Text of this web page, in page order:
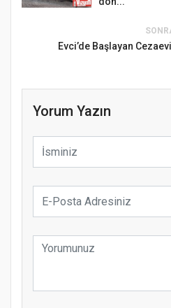
Evci’de Başlayan
Yorum Yazın